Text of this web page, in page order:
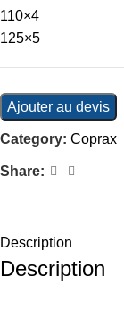
110×4
125×5
Ajouter au devis
Category: Coprax
Share:
Description
Description